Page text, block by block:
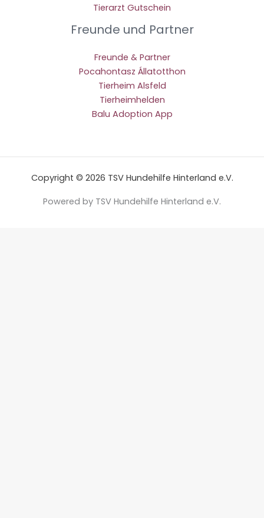
Tierarzt Gutschein
Freunde und Partner
Freunde & Partner
Pocahontasz Állatotthon
Tierheim Alsfeld
Tierheimhelden
Balu Adoption App
Copyright © 2026 TSV Hundehilfe Hinterland e.V.
Powered by TSV Hundehilfe Hinterland e.V.